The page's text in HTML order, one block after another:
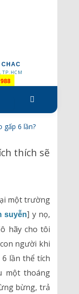
gấp 6 lần?
thích sẽ
một trường
suyễn] y nọ,
hãy cho tôi
người khi
lần thể tích
một thoáng
bừng, trả